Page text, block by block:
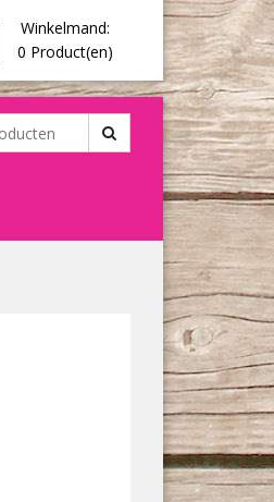
Winkelmand:
0 Product(en)